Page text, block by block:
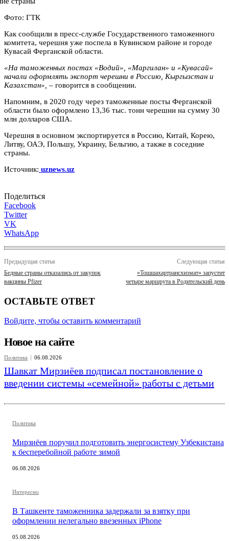
Фото: ГТК
Как сообщили в пресс-службе Государственного таможенного
комитета, черешня уже поспела в Кувинском районе и городе
Кувасай Ферганской области.
«На таможенных постах «Водий», «Маргилан» и «Кувасай»
начали оформлять экспорт черешни в Россию, Кыргызстан и
Казахстан», – говорится в сообщении.
Напомним, в 2020 году через таможенные посты Ферганской
области было оформлено 13,36 тыс. тонн черешни на сумму 30
млн долларов США.
Черешня в основном экспортируется в Россию, Китай, Корею,
Литву, ОАЭ, Польшу, Украину, Бельгию, а также в соседние
страны.
Источник: uznews.uz
Поделиться
Facebook
Twitter
VK
WhatsApp
Предыдущая статья
Бедные страны отказались от закупок
вакцины Pfizer
Следующая статья
«Тошшахартрансхизмат» запустит
четыре маршрута в Родительский день
ОСТАВЬТЕ ОТВЕТ
Войдите, чтобы оставить комментарий
Новое на сайте
Политика 06.08.2026
Шавкат Мирзиёев подписал постановление о
введении системы «семейной» работы с детьми
Политика
Мирзиёев поручил подготовить энергосистему Узбекистана
к бесперебойной работе зимой
06.08.2026
Интересно
В Ташкенте таможенника задержали за взятку при
оформлении нелегально ввезенных iPhone
05.08.2026